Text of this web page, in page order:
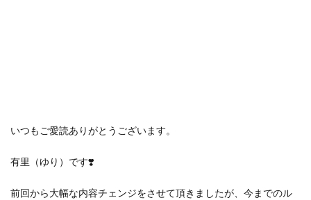
いつもご愛読ありがとうございます。
有里（ゆり）です❣️
前回から大幅な内容チェンジをさせて頂きましたが、今までのル